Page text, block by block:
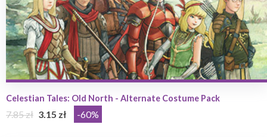
Celestian Tales: Old North - Alternate Costume Pack
7.85 zł 3.15 zł -60%